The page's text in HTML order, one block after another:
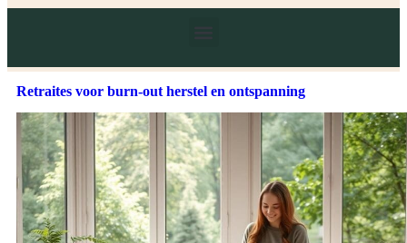
Retraites voor burn-out herstel en ontspanning